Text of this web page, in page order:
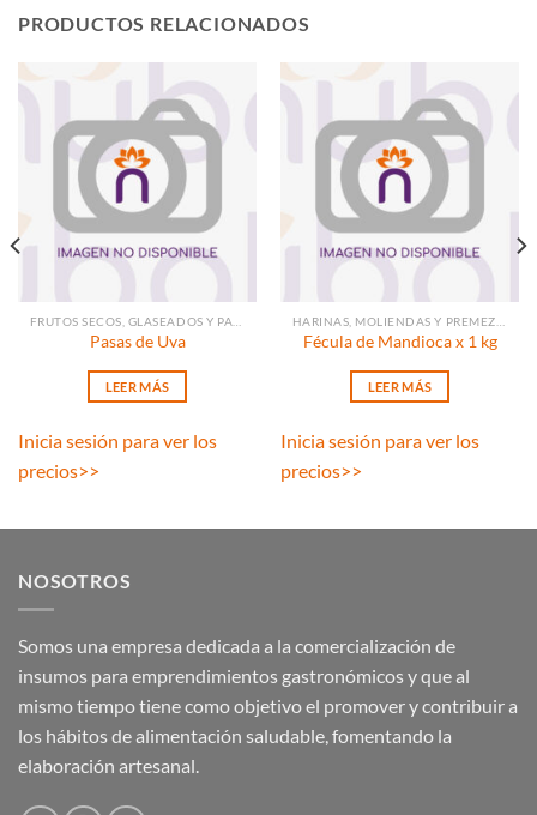
PRODUCTOS RELACIONADOS
Pasas de Uva
LEER MÁS
Inicia sesión para ver los
precios>>
Fécula de Mandioca x 1 kg
LEER MÁS
Inicia sesión para ver los
precios>>
NOSOTROS
Somos una empresa dedicada a la comercialización de
insumos para emprendimientos gastronómicos y que al
mismo tiempo tiene como objetivo el promover y contribuir a
los hábitos de alimentación saludable, fomentando la
elaboración artesanal.